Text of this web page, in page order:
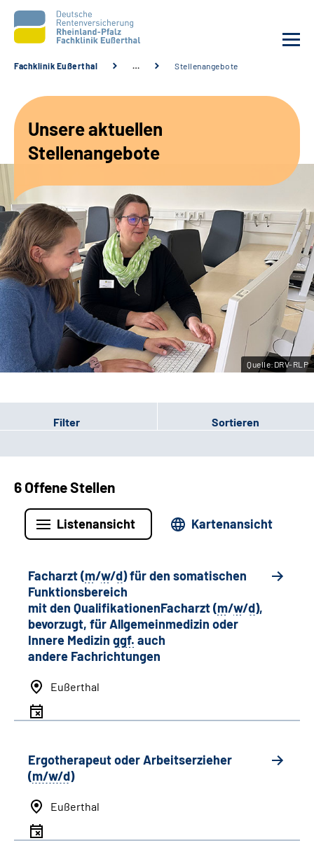
Unsere Angebote
Karriere
Beratungsstellen &
Zuweisende
Suche
Leichte Sprache
Gebärdensprache
Fachklinik Eußerthal … Stellenangebote
Unsere aktuellen
Stellenangebote
Quelle:DRV-RLP
Filter Sortieren
6 Offene Stellen
Listenansicht Kartenansicht
Facharzt (m/w/d) für den somatischen
Funktionsbereich
mit den QualifikationenFacharzt (m/w/d),
bevorzugt, für Allgemeinmedizin oder
Innere Medizin ggf. auch
andere Fachrichtungen
Eußerthal
Ergotherapeut oder Arbeitserzieher
(m/w/d)
Eußerthal